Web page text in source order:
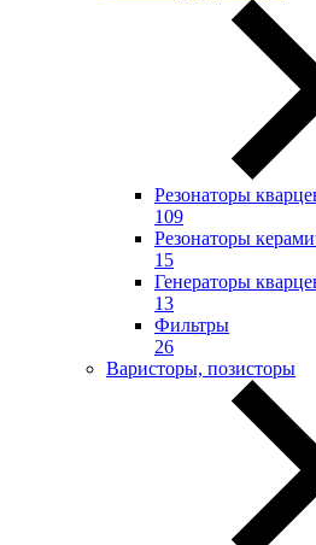
Резонаторы
109
Резонаторы
15
Генераторы
13
Фильтры
26
Варисторы, позисторы